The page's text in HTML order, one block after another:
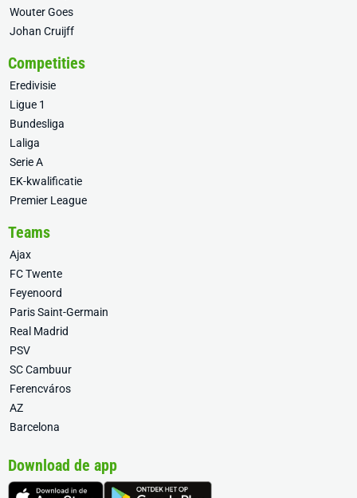
Wouter Goes
Johan Cruijff
Competities
Eredivisie
Ligue 1
Bundesliga
Laliga
Serie A
EK-kwalificatie
Premier League
Teams
Ajax
FC Twente
Feyenoord
Paris Saint-Germain
Real Madrid
PSV
SC Cambuur
Ferencváros
AZ
Barcelona
Download de app